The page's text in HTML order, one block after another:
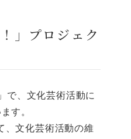
」プロジェク
で、文化芸術活動に
す。
、文化芸術活動の維